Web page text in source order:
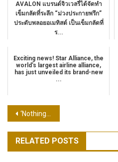
AVALON แบรนด์จิวเวลรี่ได้จัดทำ
เข็มกลัดที่ระลึก “ม่วงประกายพรึก”
ประดับพลอยอเมทิสต์ เป็นเข็มกลัดที่
ร...
Exciting news! Star Alliance, the
world’s largest airline alliance,
has just unveiled its brand-new
...
แนะแนว
เรื่อง
‘Nothing’ ส่ง Ear (open) และ Watch 3 Pro 2 ผลิตภัณฑ์สุดเท่สำหรับสายแอคทีฟ ต้อนรับ Mid-Month Sale พร้อมส่วนลดสูงสุด 20%
RELATED POSTS